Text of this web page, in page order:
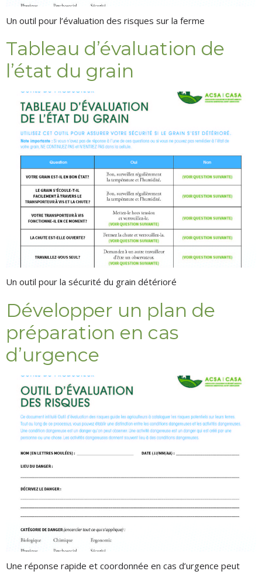
Un outil pour l’évaluation des risques sur la ferme
Tableau d’évaluation de
l’état du grain
Un outil pour la sécurité du grain détérioré
Développer un plan de
préparation en cas
d’urgence
Une réponse rapide et coordonnée en cas d’urgence peut